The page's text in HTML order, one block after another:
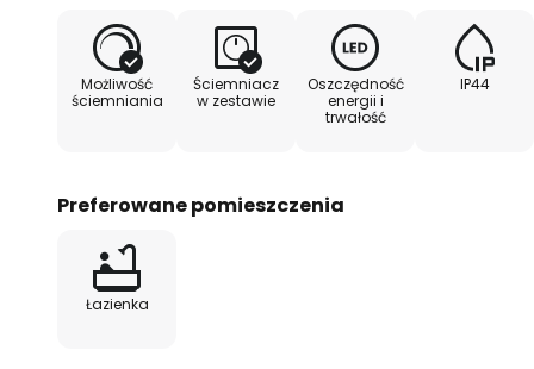
pomocą technologii LEDVANCE
możliwość sterowania za
LEDVANCE SMART+ WiFi (co
umożliwia ustawienia wstępne i
sterowanie głosowe za
regulowana temperatura
Możliwość
ściemniania
Ściemniacz
w zestawie
Oszczędność
energii i
trwałość
IP44
Preferowane pomieszczenia
Łazienka